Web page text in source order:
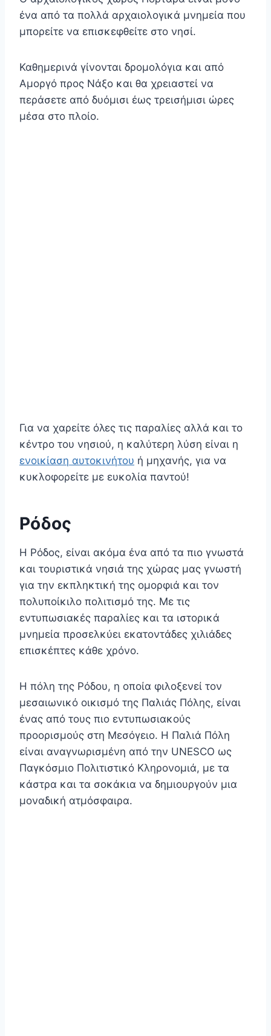
ένα από τα πολλά αρχαιολογικά μνημεία που
μπορείτε να επισκεφθείτε στο νησί.
Καθημερινά γίνονται δρομολόγια και από
Αμοργό προς Νάξο και θα χρειαστεί να
περάσετε από δυόμισι έως τρεισήμισι ώρες
μέσα στο πλοίο.
Για να χαρείτε όλες τις παραλίες αλλά και το
κέντρο του νησιού, η καλύτερη λύση είναι η
ενοικίαση αυτοκινήτου ή μηχανής, για να
κυκλοφορείτε με ευκολία παντού!
Ρόδος
Η Ρόδος, είναι ακόμα ένα από τα πιο γνωστά
και τουριστικά νησιά της χώρας μας γνωστή
για την εκπληκτική της ομορφιά και τον
πολυποίκιλο πολιτισμό της. Με τις
εντυπωσιακές παραλίες και τα ιστορικά
μνημεία προσελκύει εκατοντάδες χιλιάδες
επισκέπτες κάθε χρόνο.
Η πόλη της Ρόδου, η οποία φιλοξενεί τον
μεσαιωνικό οικισμό της Παλιάς Πόλης, είναι
ένας από τους πιο εντυπωσιακούς
προορισμούς στη Μεσόγειο. Η Παλιά Πόλη
είναι αναγνωρισμένη από την UNESCO ως
Παγκόσμιο Πολιτιστικό Κληρονομιά, με τα
κάστρα και τα σοκάκια να δημιουργούν μια
μοναδική ατμόσφαιρα.